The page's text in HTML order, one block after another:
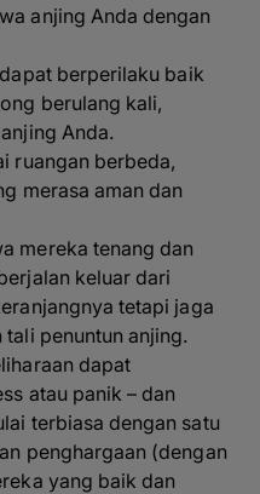
anjing Anda dengan
berperilaku baik
berulang kali,
Anda.
ruangan berbeda,
merasa aman dan
mereka tenang dan
keluar dari
tetapi jaga
penuntun anjing.
dapat
atau panik – dan
terbiasa dengan satu
penghargaan (dengan
yang baik dan